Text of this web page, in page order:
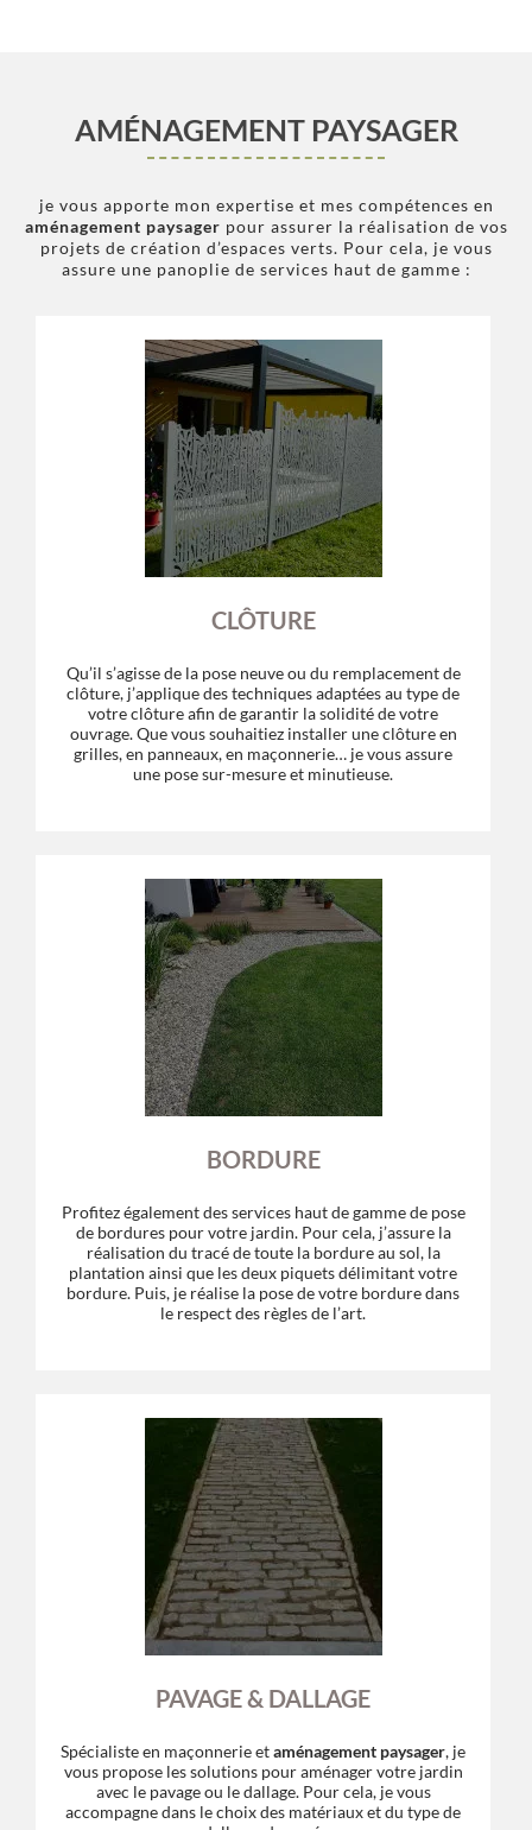
AMÉNAGEMENT PAYSAGER
je vous apporte mon expertise et mes compétences en
aménagement paysager pour assurer la réalisation de vos
projets de création d’espaces verts. Pour cela, je vous
assure une panoplie de services haut de gamme :
CLÔTURE
Qu’il s’agisse de la pose neuve ou du remplacement de
clôture, j’applique des techniques adaptées au type de
votre clôture afin de garantir la solidité de votre
ouvrage. Que vous souhaitiez installer une clôture en
grilles, en panneaux, en maçonnerie… je vous assure
une pose sur-mesure et minutieuse.
BORDURE
Profitez également des services haut de gamme de pose
de bordures pour votre jardin. Pour cela, j’assure la
réalisation du tracé de toute la bordure au sol, la
plantation ainsi que les deux piquets délimitant votre
bordure. Puis, je réalise la pose de votre bordure dans
le respect des règles de l’art.
PAVAGE & DALLAGE
Spécialiste en maçonnerie etaménagement paysager, je
vous propose les solutions pour aménager votre jardin
avec le pavage ou le dallage. Pour cela, je vous
accompagne dans le choix des matériaux et du type de